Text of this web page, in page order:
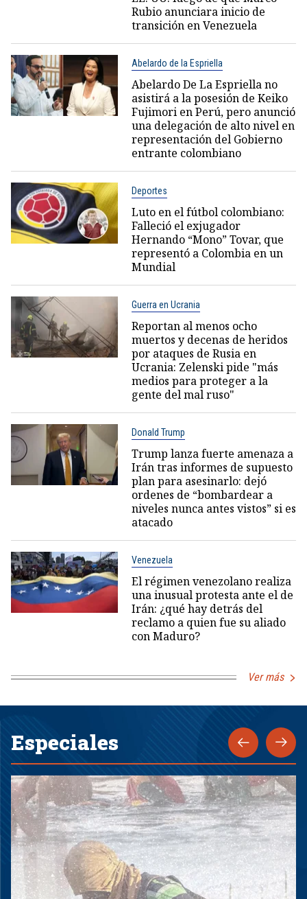
Rubio anunciara inicio de
transición en Venezuela
Abelardo de la Espriella
Abelardo De La Espriella no
asistirá a la posesión de Keiko
Fujimori en Perú, pero anunció
una delegación de alto nivel en
representación del Gobierno
entrante colombiano
Deportes
Luto en el fútbol colombiano:
Falleció el exjugador
Hernando “Mono” Tovar, que
representó a Colombia en un
Mundial
Guerra en Ucrania
Reportan al menos ocho
muertos y decenas de heridos
por ataques de Rusia en
Ucrania: Zelenski pide "más
medios para proteger a la
gente del mal ruso"
Donald Trump
Trump lanza fuerte amenaza a
Irán tras informes de supuesto
plan para asesinarlo: dejó
ordenes de “bombardear a
niveles nunca antes vistos” si es
atacado
Venezuela
El régimen venezolano realiza
una inusual protesta ante el de
Irán: ¿qué hay detrás del
reclamo a quien fue su aliado
con Maduro?
Ver más
Especiales